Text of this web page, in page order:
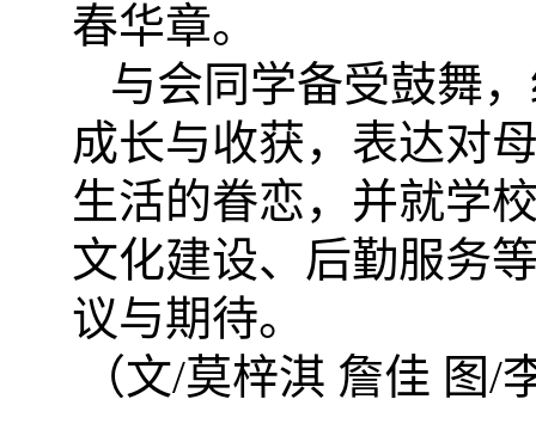
春华章。
与会同学备受鼓舞，
成长与收获， 表达对
生活的眷恋， 并就学
文化建设、后勤服务
议与期待。
（文/莫梓淇 詹佳 图/